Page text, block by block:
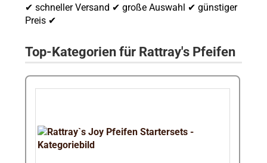
✔ schneller Versand ✔ große Auswahl ✔ günstiger
Preis ✔
Top-Kategorien für Rattray's Pfeifen